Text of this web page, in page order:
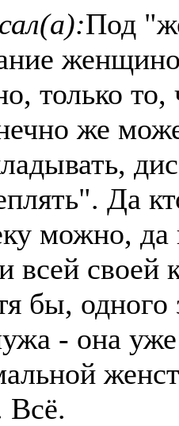
Под
только
же
Да
можно, да
своей
бы, одного
- она уже
Всё.